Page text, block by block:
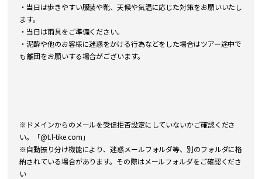
・当日は歩きやすい服装や靴、天候や気温に応じた対策をお願いいたし
ます。
・当日は雨具をご準備ください。
・泥酔や他のお客様に迷惑をかける行為などをした場合はツアー途中で
も離団をお願いする場合がございます。
※ドメインからのメールを受信拒否設定にしていないかご確認くださ
い。「@t.l-tike.com」
※自動振り分け機能により、迷惑メールフォルダ等、別のフォルダに格
納されている場合があります。その際はメールフォルダをご確認くださ
い